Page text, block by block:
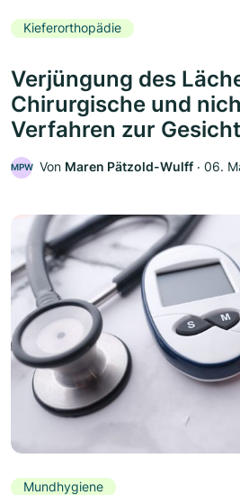
Kieferorthopädie
Verjüngung des
Chirurgische und
Verfahren zur
MPW Von Maren Pätzold-Wulff ‧ 06.
Mundhygiene